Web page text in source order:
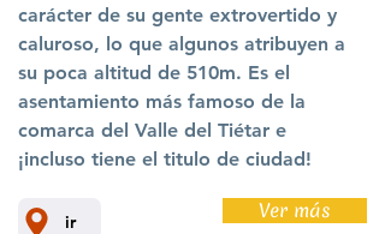
carácter de su gente extrovertido y
caluroso, lo que algunos atribuyen a
su poca altitud de 510m. Es el
asentamiento más famoso de la
comarca del Valle del Tiétar e
¡incluso tiene el titulo de ciudad!
ir Ver más